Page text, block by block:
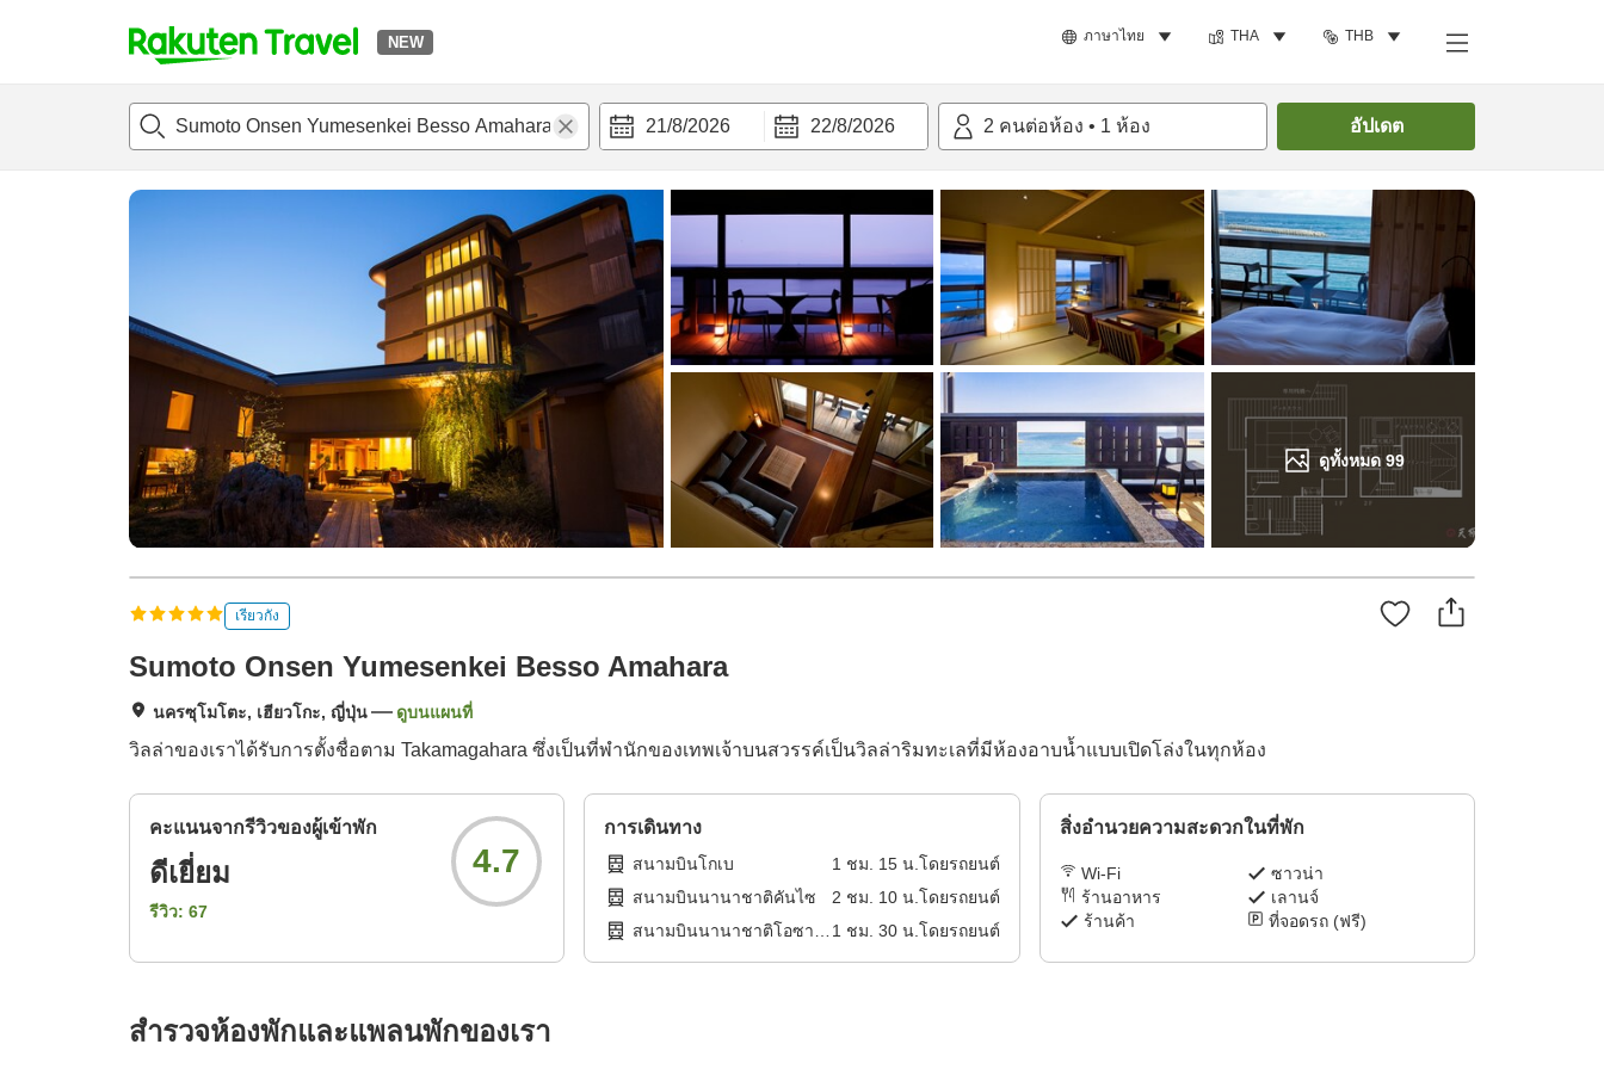
NEW ภาษาไทย THA THB
t
p
a
e
a
21/8/2026 22/8/2026 2 คนต่อห้อง • 1 ห้อง อัปเดต
ดูทั้งหมด 99
แนะนำที่พักห้องพักและแพลนพักรีวิวสิ่่งอำนวยความสะดวก ค้นหาห้องพัก
เรียวกัง
Sumoto Onsen Yumesenkei Besso Amahara
นครซุโมโตะ, เฮียวโกะ, ญี่ปุ่น ดูบนแผนที่
วิลล่าของเราได้รับการตั้งชื่อตาม Takamagahara ซึ่งเป็นที่พำนักของเทพเจ้าบนสวรรค์เป็นวิลล่าริมทะเลที่มีห้องอาบน้ำแบบเปิดโล่งในทุกห้อง
คะแนนจากรีวิวของผู้เข้าพัก
ดีเยี่ยม
รีวิว: 67
4.7
การเดินทาง
สนามบินโกเบ 1 ชม. 15น.โดยรถยนต์
สนามบินนานาชาติคันไซ
2 ชม. 10น.โดยรถยนต์
สนามบินนานาชาติโอซา
1 ชม. 30น.โดยรถยนต์
สิ่งอำนวยความสะดวกในที่พัก
Wi-Fi
ซาวน่า
ร้านอาหาร
เลานจ์
ร้านค้า
ที่จอดรถ (ฟรี)
สำรวจห้องพักและแพลนพักของเรา